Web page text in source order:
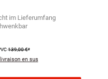
im Lieferumfang
139,00 €*
en sus